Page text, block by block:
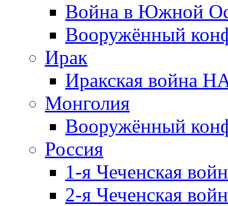
Война в Южной
Вооружённый
Ирак
Иракская война
Монголия
Вооружённый
Россия
1-я Чеченская
2-я Чеченская